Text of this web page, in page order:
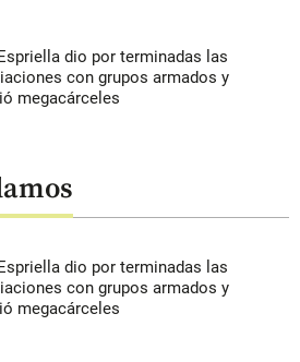
dio por terminadas las
con grupos armados y
megacárceles
dio por terminadas las
con grupos armados y
megacárceles